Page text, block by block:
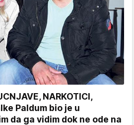
NARKOTICI,
Paldum bio je u
da ga vidim dok ne ode na